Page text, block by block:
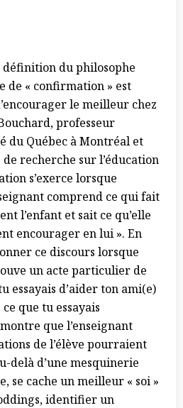
du philosophe
de « confirmation » est
le meilleur chez
professeur
du Québec à Montréal et
recherche sur l’éducation
s’exerce lorsque
comprend ce qui fait
l’enfant et sait ce qu’elle
encourager en lui ». En
ce discours lorsque
un acte particulier de
essayais d’aider ton ami(e)
ce que tu essayais
que l’enseignant
de l’élève pourraient
delà d’une mesquinerie
se cache un meilleur « soi »
identifier un